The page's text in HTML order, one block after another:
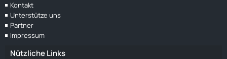
Kontakt
Unterstütze uns
Partner
Impressum
Nützliche Links